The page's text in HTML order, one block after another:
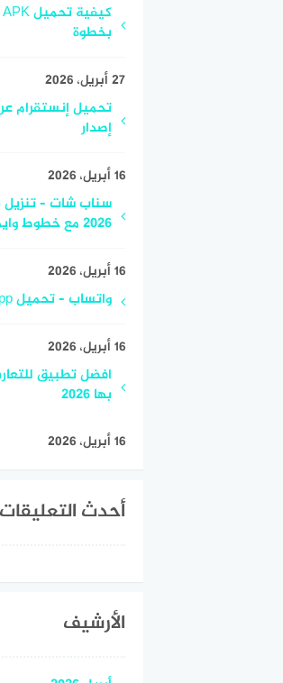
بخطوة
27 أبريل، 2026
إصدار
16 أبريل، 2026
2026 مع خطوط وايموجي
16 أبريل، 2026
واتساب – تحميل WhatsApp للآيفون 2026 آخر إصدار
16 أبريل، 2026
افضل تطبيق
بها 2026
16 أبريل، 2026
أحدث التعليقات
الأرشيف